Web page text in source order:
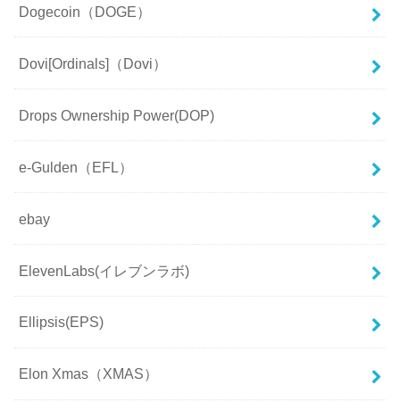
Dogecoin（DOGE）
Dovi[Ordinals]（Dovi）
Drops Ownership Power(DOP)
e-Gulden（EFL）
ebay
ElevenLabs(イレブンラボ)
Ellipsis(EPS)
Elon Xmas（XMAS）